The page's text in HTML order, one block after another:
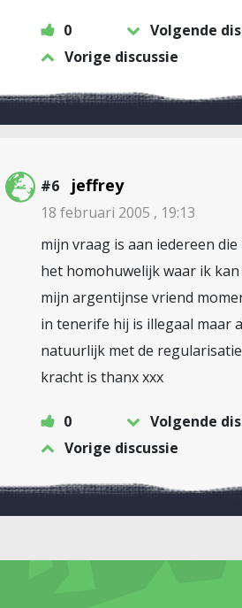
0
Volgende
Vorige discussie
#6 jeffrey
18 februari 2005 , 19:13
mijn vraag is aan iedereen
het homohuwelijk waar ik
mijn argentijnse vriend
in tenerife hij is illegaal maar
natuurlijk met de
kracht is thanx xxx
0
Volgende
Vorige discussie